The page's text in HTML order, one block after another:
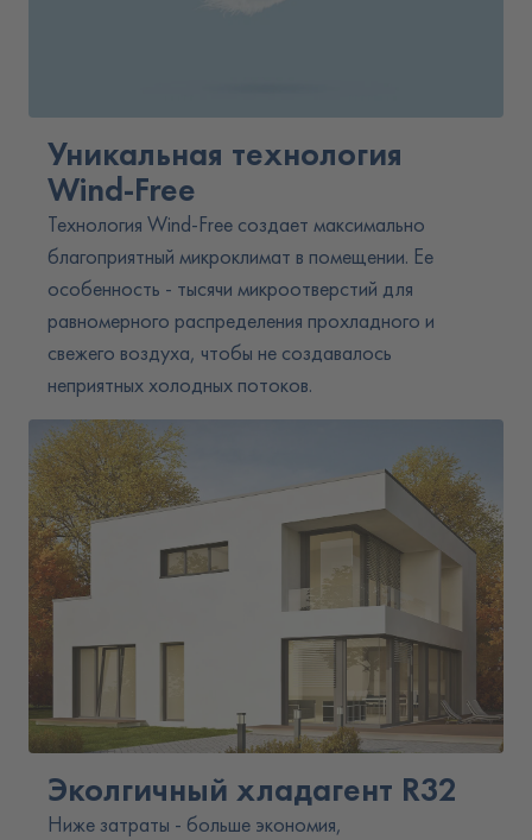
Уникальная технология
Wind-Free
Технология Wind-Free создает максимально
благоприятный микроклимат в помещении. Ее
особенность - тысячи микроотверстий для
равномерного распределения прохладного и
свежего воздуха, чтобы не создавалось
неприятных холодных потоков.
Эколгичный хладагент R32
Ниже затраты - больше экономия,